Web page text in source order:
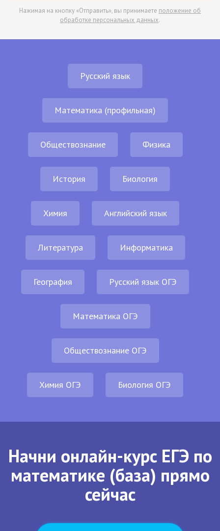
Нажимая на кнопку «Отправить», вы принимаете положение об
обработке персональных данных.
Русский язык
Математика (профильная)
Обществознание Физика
История Биология
Химия Английский язык
Литература Информатика
География Русский язык ОГЭ
Математика ОГЭ
Обществознание ОГЭ
Химия ОГЭ Биология ОГЭ
Начни онлайн-курс ЕГЭ по
математике (база) прямо
сейчас